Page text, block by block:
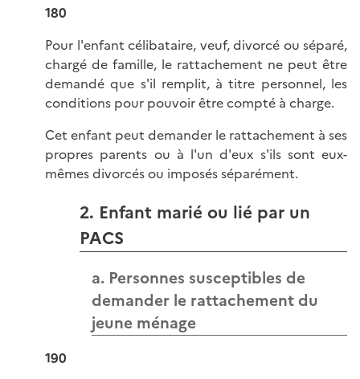
180
Pour l'enfant célibataire, veuf, divorcé ou séparé,
chargé de famille, le rattachement ne peut être
demandé que s'il remplit, à titre personnel, les
conditions pour pouvoir être compté à charge.
Cet enfant peut demander le rattachement à ses
propres parents ou à l'un d'eux s'ils sont eux-
mêmes divorcés ou imposés séparément.
2. Enfant marié ou lié par un
PACS
a. Personnes susceptibles de
demander le rattachement du
jeune ménage
190